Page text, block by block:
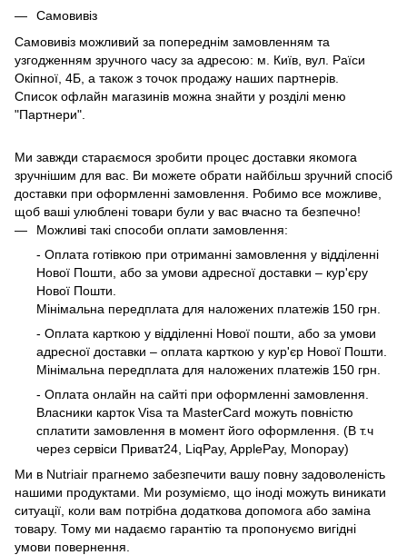
Самовивіз
Самовивіз можливий за попереднім замовленням та
узгодженням зручного часу за адресою: м. Київ, вул. Раїси
Окіпної, 4Б, а також з точок продажу наших партнерів.
Список офлайн магазинів можна знайти у розділі меню
"Партнери".
Ми завжди стараємося зробити процес доставки якомога
зручнішим для вас. Ви можете обрати найбільш зручний спосіб
доставки при оформленні замовлення. Робимо все можливе,
щоб ваші улюблені товари були у вас вчасно та безпечно!
Можливі такі способи оплати замовлення:
- Оплата готівкою при отриманні замовлення у відділенні
Нової Пошти, або за умови адресної доставки – кур'єру
Нової Пошти.
Мінімальна передплата для наложених платежів 150 грн.
- Оплата карткою у відділенні Нової пошти, або за умови
адресної доставки – оплата карткою у кур'єр Нової Пошти.
Мінімальна передплата для наложених платежів 150 грн.
- Оплата онлайн на сайті при оформленні замовлення.
Власники карток Visa та MasterCard можуть повністю
сплатити замовлення в момент його оформлення. (В т.ч
через сервіси Приват24, LiqPay, ApplePay, Monopay)
Ми в Nutriair прагнемо забезпечити вашу повну задоволеність
нашими продуктами. Ми розуміємо, що іноді можуть виникати
ситуації, коли вам потрібна додаткова допомога або заміна
товару. Тому ми надаємо гарантію та пропонуємо вигідні
умови повернення.